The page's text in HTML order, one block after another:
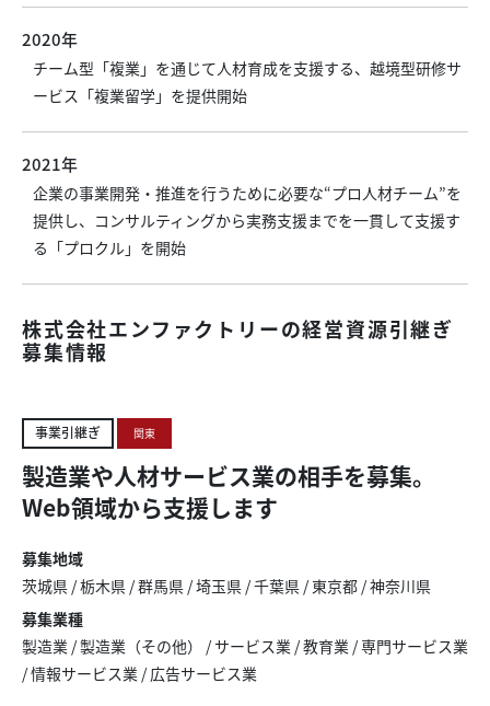
2020年
チーム型「複業」を通じて人材育成を支援する、越境型研修サ
ービス「複業留学」を提供開始
2021年
企業の事業開発・推進を行うために必要な“プロ人材チーム”を
提供し、コンサルティングから実務支援までを一貫して支援す
る「プロクル」を開始
株式会社エンファクトリーの経営資源引継ぎ
募集情報
事業引継ぎ 関東
製造業や人材サービス業の相手を募集。
Web領域から支援します
募集地域
茨城県 /栃木県 /群馬県 /埼玉県 /千葉県 /東京都 /神奈川県
募集業種
製造業 /製造業（その他） /サービス業 /教育業 /専門サービス業
/情報サービス業 /広告サービス業